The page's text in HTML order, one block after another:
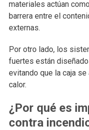
materiales actúan
barrera entre el
externas.
Por otro lado, los
fuertes están
evitando que la caja
calor.
¿Por qué es
contra